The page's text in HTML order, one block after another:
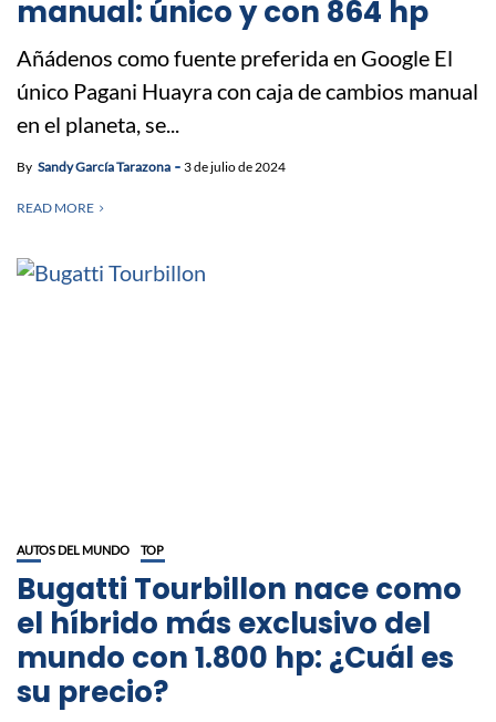
manual: único y con 864 hp
Añádenos como fuente preferida en Google El
único Pagani Huayra con caja de cambios manual
en el planeta, se...
By Sandy García Tarazona 3 de julio de 2024
READ MORE
AUTOS DEL MUNDO TOP
Bugatti Tourbillon nace como
el híbrido más exclusivo del
mundo con 1.800 hp: ¿Cuál es
su precio?